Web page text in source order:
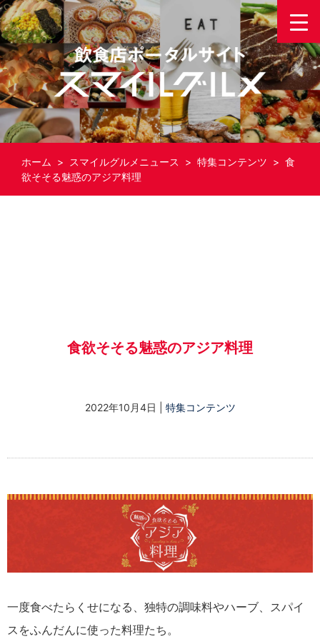
ホーム > スマイルグルメニュース > 特集コンテンツ > 食
欲そそる魅惑のアジア料理
食欲そそる魅惑のアジア料理
2022年10月4日 特集コンテンツ
一度食べたらくせになる、独特の調味料やハーブ、スパイ
スをふんだんに使った料理たち。